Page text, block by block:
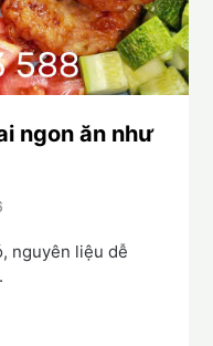
ngon ăn như
nguyên liệu dễ